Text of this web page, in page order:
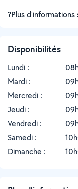
?Plus
Disponibilités
Lundi :
Mardi :
Mercredi :
Jeudi :
Vendredi :
Samedi :
Dimanche :